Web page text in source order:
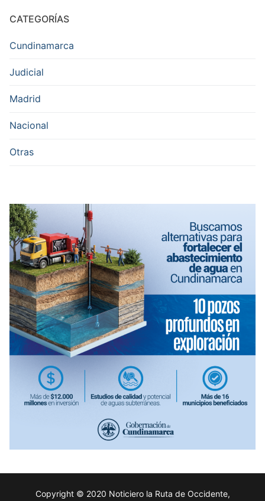
CATEGORÍAS
Cundinamarca
Judicial
Madrid
Nacional
Otras
Copyright © 2020 Noticiero la Ruta de Occidente,